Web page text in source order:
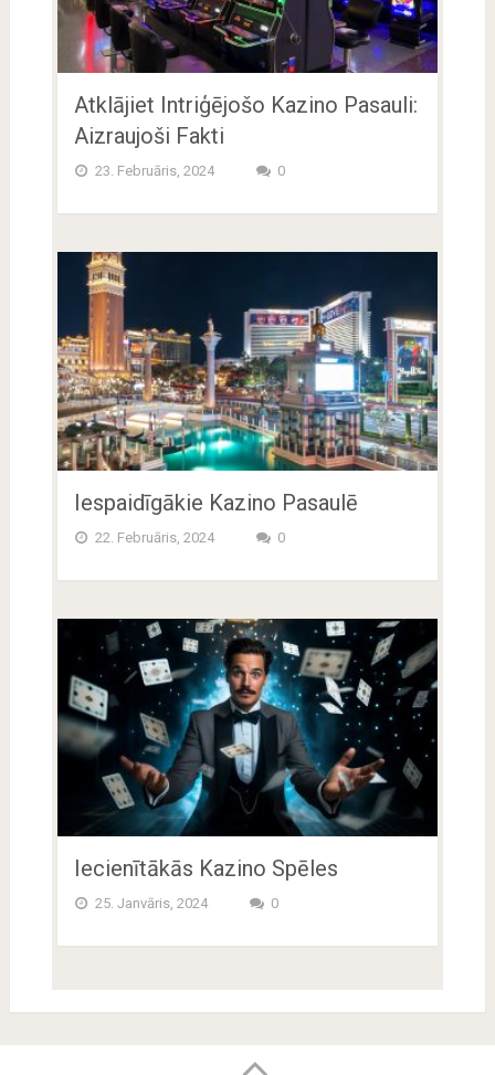
Atklājiet Intriģējošo Kazino Pasauli:
Aizraujoši Fakti
23. Februāris, 2024 0
Iespaidīgākie Kazino Pasaulē
22. Februāris, 2024 0
Iecienītākās Kazino Spēles
25. Janvāris, 2024 0